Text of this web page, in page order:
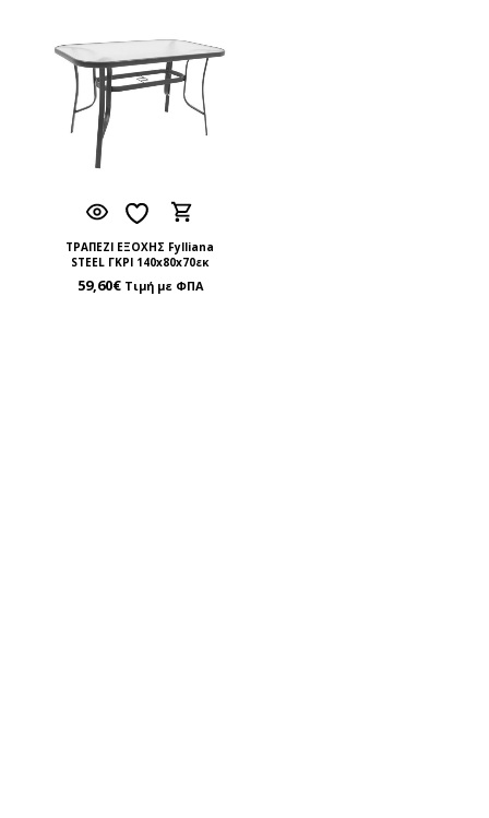
ΤΡΑΠΕΖΙ ΕΞΟΧΗΣ Fylliana
STEEL ΓΚΡΙ 140x80x70εκ
59,60€ Τιμή με ΦΠΑ